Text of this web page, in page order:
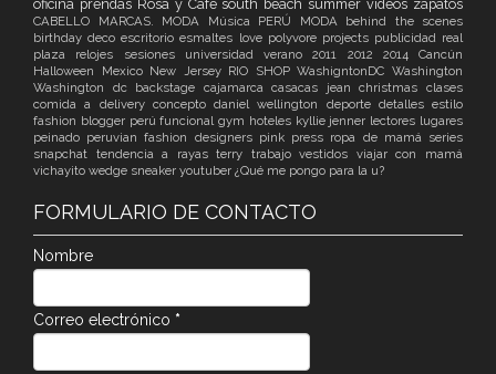
oficina prendas Rosa y Cafésouth beachsummervideos zapatos
CABELLO MARCAS. MODA Música PERÚ MODA behind the scenes
birthdaydecoescritorioesmaltes love polyvore projects publicidad real
plaza relojes sesiones universidad verano2011 2012 2014 Cancún
Halloween
Mexico New Jersey RIO SHOPWashigntonDCWashington
Washington dc backstage cajamarcacasacas jeanchristmasclases
comida a delivery concepto daniel wellington deporte detalles estilo
fashion blogger perúfuncionalgym hoteles kyllie jenner lectores lugares
peinado peruvian fashion designers pink press ropa de mamá series
snapchat tendencia a rayasterry trabajovestidos viajar con mamá
vichayito wedge sneaker youtuber ¿Qué me pongo para la u?
FORMULARIO DE CONTACTO
Nombre
Correo electrónico *